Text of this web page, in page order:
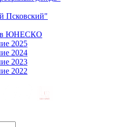
Псковский"
в ЮНЕСКО
2025
2024
2023
2022